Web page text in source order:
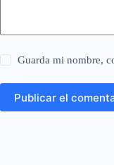
Guarda mi nombre,
Publicar el